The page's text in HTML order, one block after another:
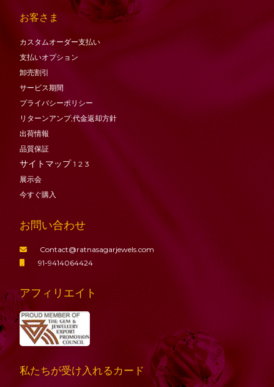
お客さま
カスタムオーダー支払い
支払いオプション
卸売割引
サービス期間
プライバシーポリシー
リターンアンプ;代金返却方針
出荷情報
品質保証
サイトマップ 1 2 3
展示会
今すぐ購入
お問い合わせ
Contact@ratnasagarjewels.com
91-9414064424
アフィリエイト
私たちが受け入れるカード